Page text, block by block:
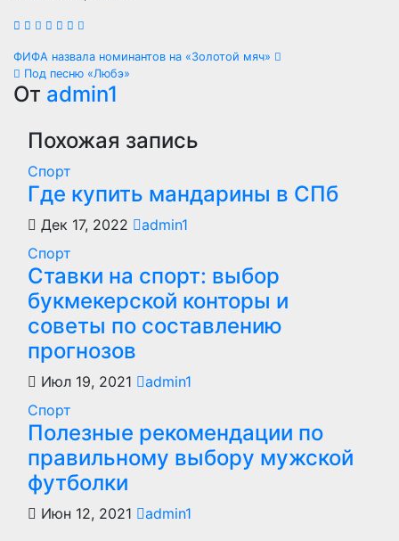
Навигация
по
записям
ФИФА назвала номинантов на «Золотой мяч»
Под песню «Любэ»
От admin1
Похожая запись
Спорт
Где купить мандарины в СПб
Дек 17, 2022
admin1
Спорт
Ставки на спорт: выбор
букмекерской конторы и
советы по составлению
прогнозов
Июл 19, 2021
admin1
Спорт
Полезные рекомендации по
правильному выбору мужской
футболки
Июн 12, 2021 admin1